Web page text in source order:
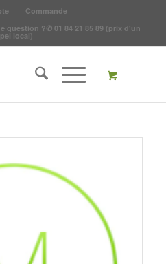
Commande
question ?✆ 01 84 21 85 89 (prix d'un
local)